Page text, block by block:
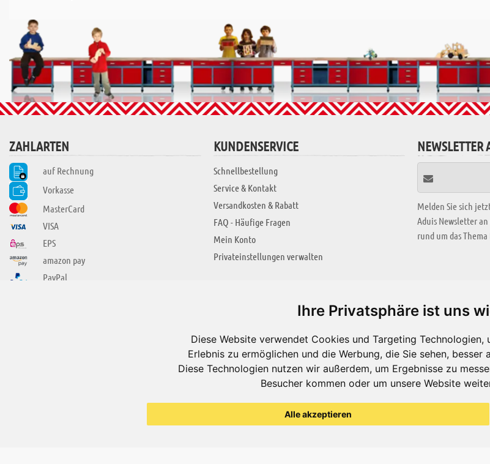
Ihre Privatsphäre ist uns
Diese Website verwendet Cookies und Targeting Technologien,
Erlebnis zu ermöglichen und die Werbung, die Sie sehen, besser
Diese Technologien nutzen wir außerdem, um Ergebnisse zu
Besucher kommen oder um unsere Website
Alle akzeptieren
ZAHLARTEN
auf Rechnung
Vorkasse
MasterCard
VISA
EPS
amazon pay
PayPal
KUNDENSERVICE
Schnellbestellung
Service & Kontakt
Versandkosten & Rabatt
FAQ - Häufige Fragen
Mein Konto
Privateinstellungen verwalten
NEWSLETTER
Melden Sie sich
Aduis Newsletter
rund um das
Jobs
Impressum
Datenschutzerklärung
KREATIV ZONE
Alle Videos
Bastelideen
Arbeitsblätter